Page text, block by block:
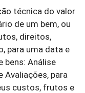
técnica do valor
de um bem, ou
direitos,
para uma data e
bens: Análise
Avaliações, para
custos, frutos e